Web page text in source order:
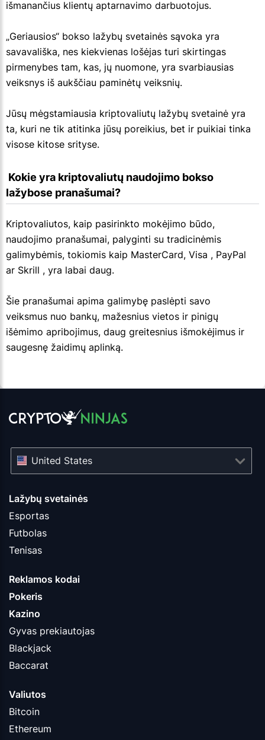
išmanančius klientų aptarnavimo darbuotojus.
„Geriausios“ bokso lažybų svetainės sąvoka yra
savavališka, nes kiekvienas lošėjas turi skirtingas
pirmenybes tam, kas, jų nuomone, yra svarbiausias
veiksnys iš aukščiau paminėtų veiksnių.
Jūsų mėgstamiausia kriptovaliutų lažybų svetainė yra
ta, kuri ne tik atitinka jūsų poreikius, bet ir puikiai tinka
visose kitose srityse.
lažybose pranašumai?
Kriptovaliutos, kaip pasirinkto mokėjimo būdo,
naudojimo pranašumai, palyginti su tradicinėmis
galimybėmis, tokiomis kaip MasterCard, Visa , PayPal
ar Skrill , yra labai daug.
Šie pranašumai apima galimybę paslėpti savo
veiksmus nuo bankų, mažesnius vietos ir pinigų
išėmimo apribojimus, daug greitesnius išmokėjimus ir
saugesnę žaidimų aplinką.
Lažybų svetainės
Esportas
Futbolas
Tenisas
Reklamos kodai
Pokeris
Kazino
Gyvas prekiautojas
Blackjack
Baccarat
Valiutos
Bitcoin
Ethereum
United States